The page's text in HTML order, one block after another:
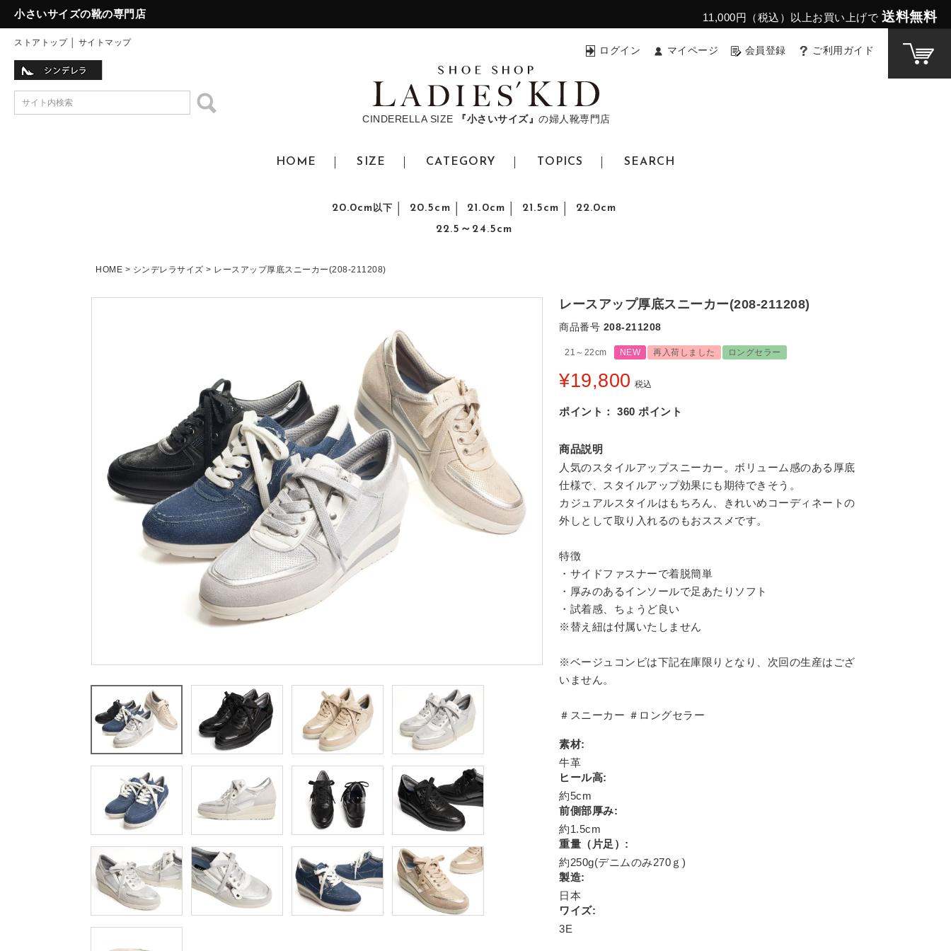
小さいサイズの靴の専門店 11,000円（税込）以上お買い上げで 送料無料
ストアトップ│ サイトマップ
CINDERELLA SIZE 『小さいサイズ』 の婦人靴専門店
ログイン マイページ 会員登録 ご利用ガイド
HOME SIZE CATEGORY TOPICS SEARCH
20.0cm以下 20.5cm 21.0cm 21.5cm
22.0cm
22.5～24.5cm
HOME シンデレラサイズ レースアップ厚底スニーカー(208-211208)
レースアップ厚底スニーカー(208-211208)
商品番号 208-211208
21～22cm NEW 再入荷しました ロングセラー
¥19,800 税込
ポイント： 360 ポイント
商品説明
人気のスタイルアップスニーカー。ボリューム感のある厚底
仕様で、スタイルアップ効果にも期待できそう。
カジュアルスタイルはもちろん、きれいめコーディネートの
外しとして取り入れるのもおススメです。
特徴
・サイドファスナーで着脱簡単
・厚みのあるインソールで足あたりソフト
・試着感、ちょうど良い
※替え紐は付属いたしません
※ベージュコンビは下記在庫限りとなり、次回の生産はござ
いません。
＃スニーカー ＃ロングセラー
素材:
牛革
ヒール高:
約5cm
前側部厚み:
約1.5cm
重量（片足）:
約250g(デニムのみ270ｇ)
製造:
日本
ワイズ:
3E